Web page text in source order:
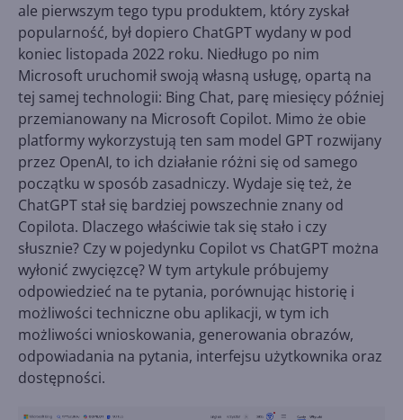
ale pierwszym tego typu produktem, który zyskał
popularność, był dopiero ChatGPT wydany w pod
koniec listopada 2022 roku. Niedługo po nim
Microsoft uruchomił swoją własną usługę, opartą na
tej samej technologii: Bing Chat, parę miesięcy później
przemianowany na Microsoft Copilot. Mimo że obie
platformy wykorzystują ten sam model GPT rozwijany
przez OpenAI, to ich działanie różni się od samego
początku w sposób zasadniczy. Wydaje się też, że
ChatGPT stał się bardziej powszechnie znany od
Copilota. Dlaczego właściwie tak się stało i czy
słusznie? Czy w pojedynku Copilot vs ChatGPT można
wyłonić zwycięzcę? W tym artykule próbujemy
odpowiedzieć na te pytania, porównując historię i
możliwości techniczne obu aplikacji, w tym ich
możliwości wnioskowania, generowania obrazów,
odpowiadania na pytania, interfejsu użytkownika oraz
dostępności.